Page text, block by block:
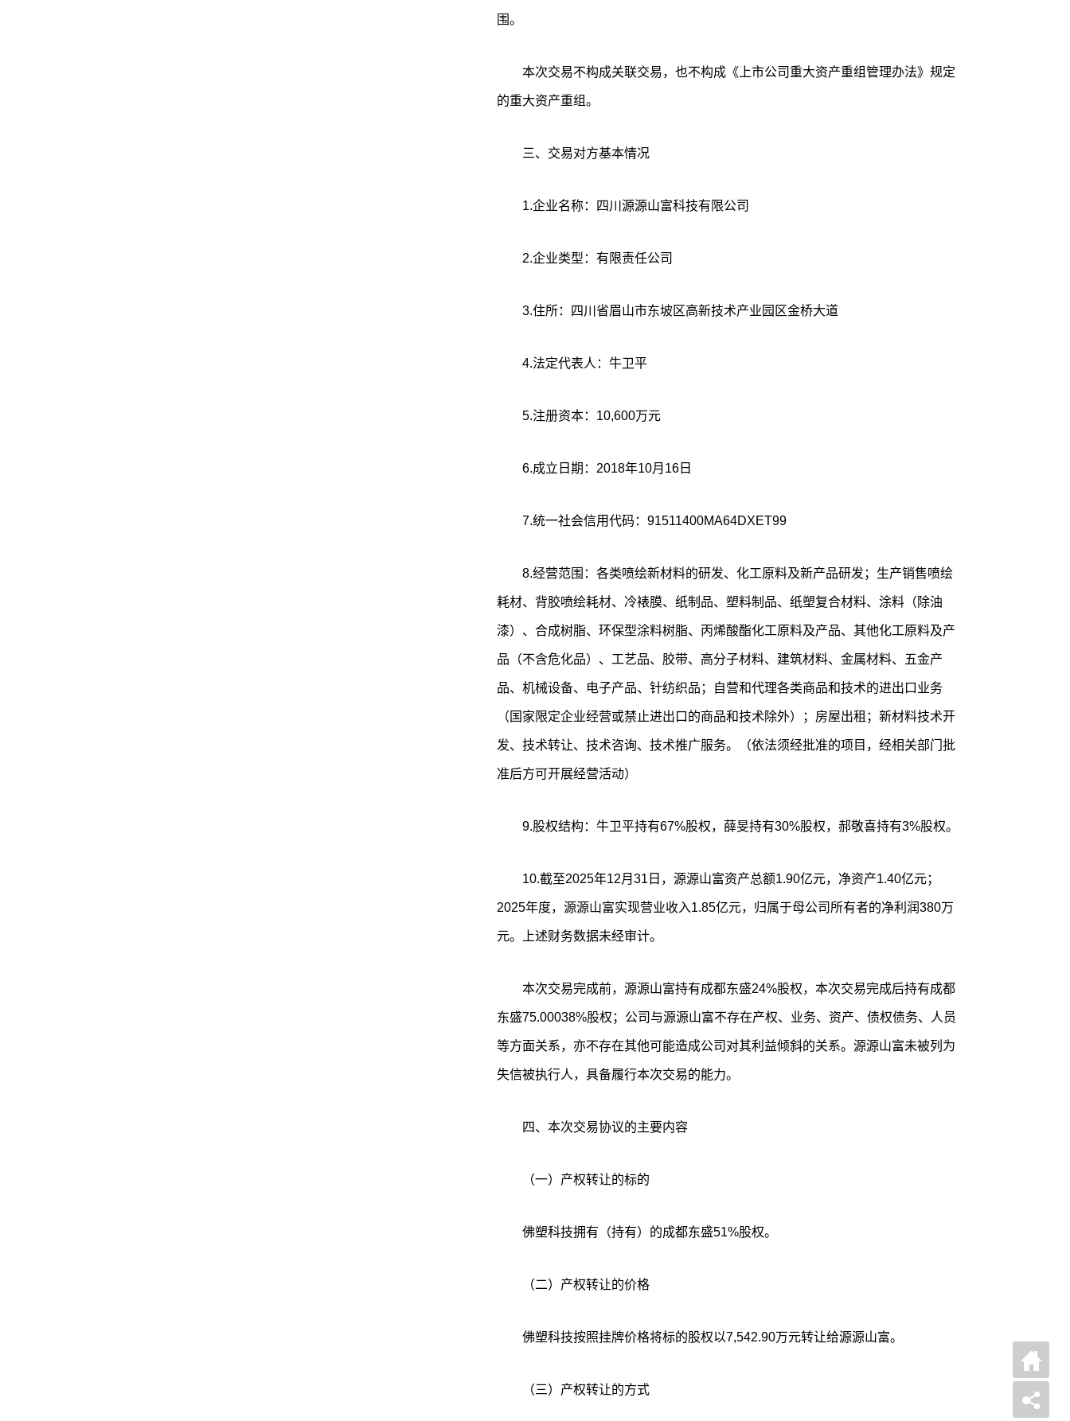
围。
本次交易不构成关联交易，也不构成《上市公司重大资产重组管理办法》规定
的重大资产重组。
三、交易对方基本情况
1.企业名称：四川源源山富科技有限公司
2.企业类型：有限责任公司
3.住所：四川省眉山市东坡区高新技术产业园区金桥大道
4.法定代表人：牛卫平
5.注册资本：10,600万元
6.成立日期：2018年10月16日
7.统一社会信用代码：91511400MA64DXET99
8.经营范围：各类喷绘新材料的研发、化工原料及新产品研发；生产销售喷绘
耗材、背胶喷绘耗材、冷裱膜、纸制品、塑料制品、纸塑复合材料、涂料（除油
漆）、合成树脂、环保型涂料树脂、丙烯酸酯化工原料及产品、其他化工原料及产
品（不含危化品）、工艺品、胶带、高分子材料、建筑材料、金属材料、五金产
品、机械设备、电子产品、针纺织品；自营和代理各类商品和技术的进出口业务
（国家限定企业经营或禁止进出口的商品和技术除外）；房屋出租；新材料技术开
发、技术转让、技术咨询、技术推广服务。（依法须经批准的项目，经相关部门批
准后方可开展经营活动）
9.股权结构：牛卫平持有67%股权，薛旻持有30%股权，郝敬喜持有3%股权。
10.截至2025年12月31日，源源山富资产总额1.90亿元，净资产1.40亿元；
2025年度，源源山富实现营业收入1.85亿元，归属于母公司所有者的净利润380万
元。上述财务数据未经审计。
本次交易完成前，源源山富持有成都东盛24%股权，本次交易完成后持有成都
东盛75.00038%股权；公司与源源山富不存在产权、业务、资产、债权债务、人员
等方面关系，亦不存在其他可能造成公司对其利益倾斜的关系。源源山富未被列为
失信被执行人，具备履行本次交易的能力。
四、本次交易协议的主要内容
（一）产权转让的标的
佛塑科技拥有（持有）的成都东盛51%股权。
（二）产权转让的价格
佛塑科技按照挂牌价格将标的股权以7,542.90万元转让给源源山富。
（三）产权转让的方式